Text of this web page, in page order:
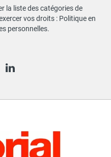
la liste des catégories de
vos droits : Politique en
personnelles.